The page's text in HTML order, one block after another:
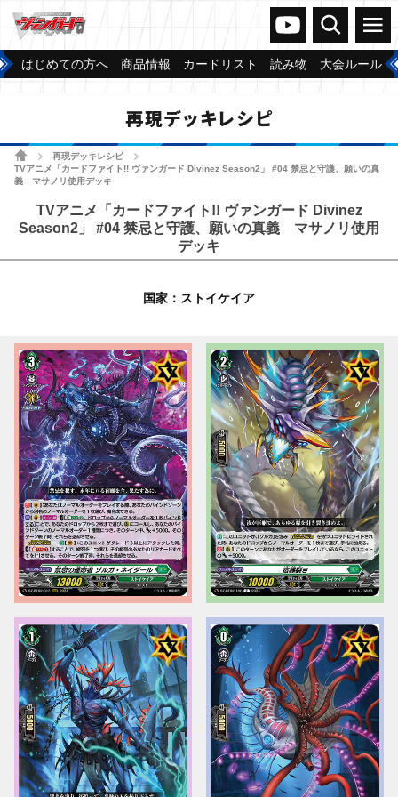
ヴァンガードch
検索 メニュー
はじめての方へ 商品情報 カードリスト 読み物 大会ルール
再現デッキレシピ
ホーム再現デッキレシピ
TVアニメ「カードファイト!! ヴァンガード Divinez Season2」 #04 禁忌と守護、願いの真
義 マサノリ使用デッキ
TVアニメ「カードファイト!! ヴァンガード Divinez
Season2」 #04 禁忌と守護、願いの真義 マサノリ使用
デッキ
国家：ストイケイア